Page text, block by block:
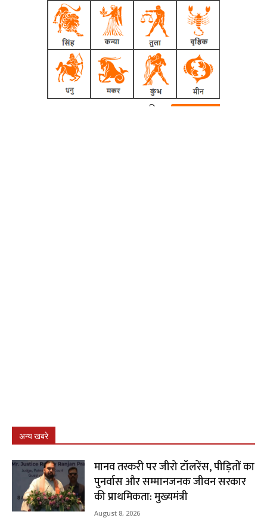
अन्य खबरे
मानव तस्करी पर जीरो टॉलरेंस, पीड़ितों का
पुनर्वास और सम्मानजनक जीवन सरकार
की प्राथमिकता: मुख्यमंत्री
August 8, 2026